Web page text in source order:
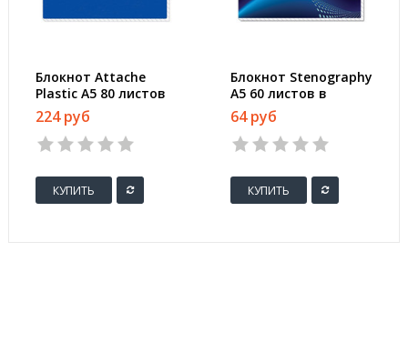
Блокнот Attache
Plastic А5 80 листов
синий в клетку на
спирали (150x210 мм)
224 руб
КУПИТЬ
Блокнот Stenography
А5 60 листов в
ассортименте в
клетку на спирали
(145х203 мм)
64 руб
КУПИТЬ